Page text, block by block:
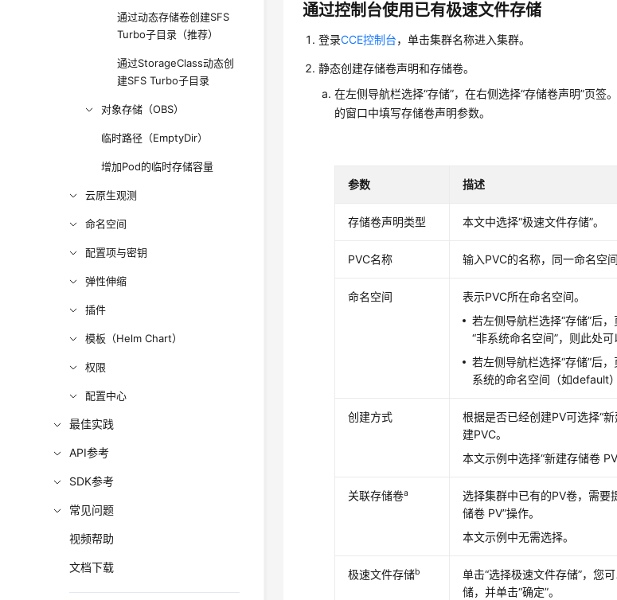
通过动态存储卷创建SFS
Turbo子目录（推荐）
通过StorageClass动态创
建SFS Turbo子目录
对象存储（OBS）
临时路径（EmptyDir）
增加Pod的临时存储容量
云原生观测
命名空间
配置项与密钥
弹性伸缩
插件
模板（Helm Chart）
权限
配置中心
最佳实践
API参考
SDK参考
常见问题
视频帮助
文档下载
通过控制台使用已有极速文件存储
登录CCE控制台，单击集群名称进入集群。
静态创建存储卷声明和存储卷。
在左侧导航栏选择“存储”，在右侧选择“存储卷声明”页签
的窗口中填写存储卷声明参数。
参数 描述
存储卷声明类型 本文中选择“极速文件存储”。
PVC名称 输入PVC的名称，同一命名空
命名空间
表示PVC所在命名空间。
若左侧导航栏选择“存储”后
“非系统命名空间”，则此处可
若左侧导航栏选择“存储”后
系统的命名空间（如default
创建方式 根据是否已经创建PV可选择“
建PVC。
本文示例中选择“新建存储卷
关联存储卷a 选择集群中已有的PV卷，需要
储卷 PV”操作。
本文示例中无需选择。
极速文件存储b
单击“选择极速文件存储”，您
储，并单击“确定”。